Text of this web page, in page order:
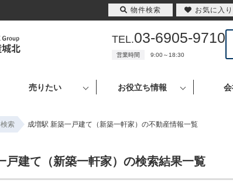
TEL.03-6905-9710
営業時間 9:00～18:30
売りたい お役立ち情報
索 成増駅 新築一戸建て（新築一軒家）の不動産情報一覧
戸建て（新築一軒家）の検索結果一覧
物件検索 お気に入り